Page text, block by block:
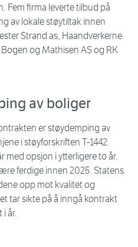
Fem firma leverte tilbud på
av lokale støytiltak innen
Strand as, Haandverkerne
og Mathisen AS og RK
av boliger
er støydemping av
i støyforskriften T-1442.
med opsjon i ytterligere to år.
ferdige innen 2025. Statens
opp mot kvalitet og
tar sikte på å inngå kontrakt
i år.